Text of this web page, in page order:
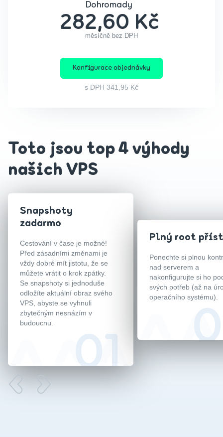
Dohromady
282,60 Kč
měsíčně bez DPH
Konfigurace objednávky
s DPH 341,95 Kč
Toto jsou top 4 výhody
našich VPS
Snapshoty
zadarmo
Cestování v čase je možné!
Před zásadními změnami je
vždy dobré mít jistotu, že se
můžete vrátit o krok zpátky.
Se snapshoty si jednoduše
odložíte aktuální obraz svého
VPS, abyste se vyhnuli
zbytečným nesnázím v
budoucnu.
Plný root
Ponechte si plnou
nad serverem a
nakonfigurujte si ho
svých potřeb (až na
operačního systému).